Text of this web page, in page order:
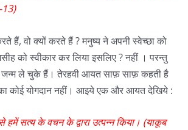
13)
हैं, वो क्यों करते हैं ? मनुष्य ने अपनी स्वेच्छा को
को स्वीकार कर लिया इसलिए ? नहीं । परन्तु
जन्म ले चुके हैं। तेरहवी आयत साफ़ साफ़ कहती है
कोई योगदान नहीं। आइये एक और आयत देखिये :
हमें सत्य के वचन के द्वारा उत्पन्न किया। (याकूब